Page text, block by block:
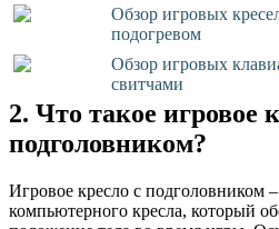
Обзор игровых
подогревом
Обзор игровых
свитчами
2. Что такое игровое
подголовником?
Игровое кресло с подголовником
компьютерного кресла, который